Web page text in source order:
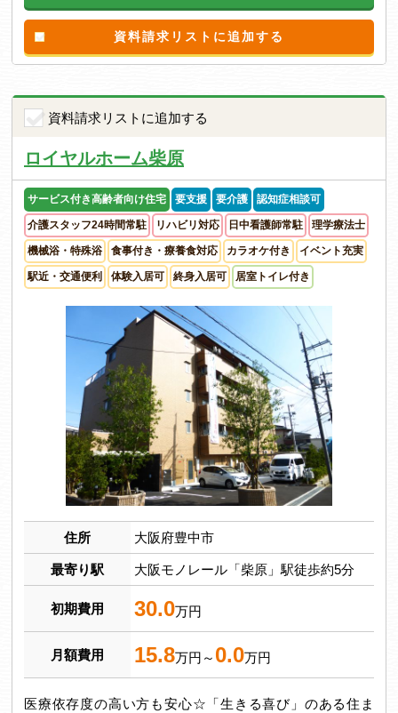
資料請求リストに追加する
資料請求リストに追加する
ロイヤルホーム柴原
サービス付き高齢者向け住宅 要支援 要介護 認知症相談可
介護スタッフ24時間常駐 リハビリ対応 日中看護師常駐 理学療法士
機械浴・特殊浴 食事付き・療養食対応 カラオケ付き イベント充実
駅近・交通便利 体験入居可 終身入居可 居室トイレ付き
住所 大阪府豊中市
最寄り駅 大阪モノレール「柴原」駅徒歩約5分
初期費用 30.0万円
月額費用 15.8万円～ 0.0万円
医療依存度の高い方も安心☆「生きる喜び」のある住ま